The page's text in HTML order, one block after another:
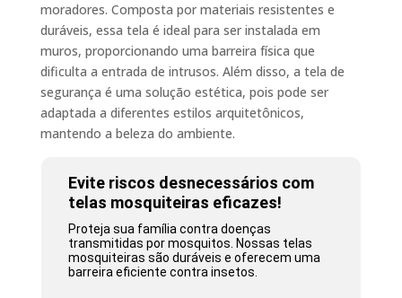
moradores. Composta por materiais resistentes e
duráveis, essa tela é ideal para ser instalada em
muros, proporcionando uma barreira física que
dificulta a entrada de intrusos. Além disso, a tela de
segurança é uma solução estética, pois pode ser
adaptada a diferentes estilos arquitetônicos,
mantendo a beleza do ambiente.
Evite riscos desnecessários com
telas mosquiteiras eficazes!
Proteja sua família contra doenças
transmitidas por mosquitos. Nossas telas
mosquiteiras são duráveis e oferecem uma
barreira eficiente contra insetos.